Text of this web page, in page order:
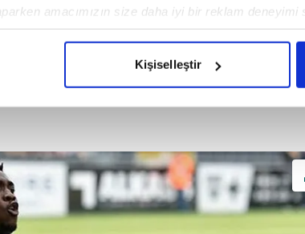
amacımızın size daha iyi bir reklam
gelen çabayı gösterdiğimizi ve bu noktada,
çerezlere izin vermedikleri takdirde, kullanıcılara
çerezler, sitemizin daha işlevsel kılınması ve
amaçlarıyla sınırlı olarak açık rızanız
yer alan panel vasıtasıyla belirleyebilirsiniz.
Kişiselleştir